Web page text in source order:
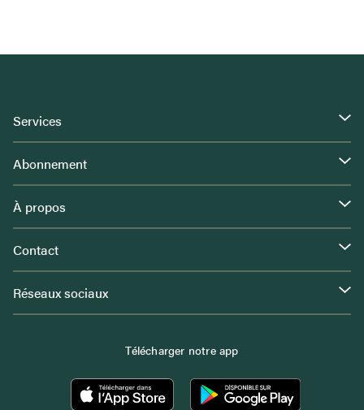
Services
Abonnement
À propos
Contact
Réseaux sociaux
Télécharger notre app